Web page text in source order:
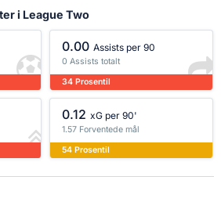
i League Two
0.00 Assists per 90
0 Assists totalt
34 Prosentil
0.12 xG per 90'
1.57 Forventede mål
54 Prosentil